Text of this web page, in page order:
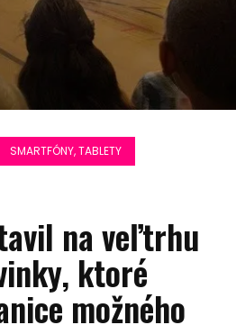
SMARTFÓNY, TABLETY
na veľtrhu
ktoré
možného